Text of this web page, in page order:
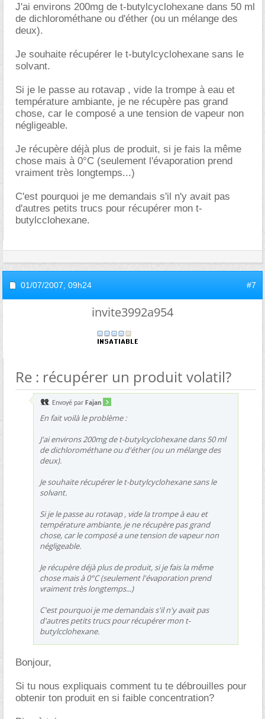
J'ai environs 200mg de t-butylcyclohexane dans 50 ml
de dichlorométhane ou d'éther (ou un mélange des
deux).
Je souhaite récupérer le t-butylcyclohexane sans le
solvant.
Si je le passe au rotavap , vide la trompe à eau et
température ambiante, je ne récupère pas grand
chose, car le composé a une tension de vapeur non
négligeable.
Je récupère déjà plus de produit, si je fais la même
chose mais à 0°C (seulement l'évaporation prend
vraiment très longtemps...)
C'est pourquoi je me demandais s'il n'y avait pas
d'autres petits trucs pour récupérer mon t-
butylcclohexane.
01/07/2007, 09h24 #7
invite3992a954
Re : récupérer un produit volatil?
Envoyé par Fajan
En fait voilà le problème :
J'ai environs 200mg de t-butylcyclohexane dans 50 ml
de dichlorométhane ou d'éther (ou un mélange des
deux).
Je souhaite récupérer le t-butylcyclohexane sans le
solvant.
Si je le passe au rotavap , vide la trompe à eau et
température ambiante, je ne récupère pas grand
chose, car le composé a une tension de vapeur non
négligeable.
Je récupère déjà plus de produit, si je fais la même
chose mais à 0°C (seulement l'évaporation prend
vraiment très longtemps...)
C'est pourquoi je me demandais s'il n'y avait pas
d'autres petits trucs pour récupérer mon t-
butylcclohexane.
Bonjour,
Si tu nous expliquais comment tu te débrouilles pour
obtenir ton produit en si faible concentration?